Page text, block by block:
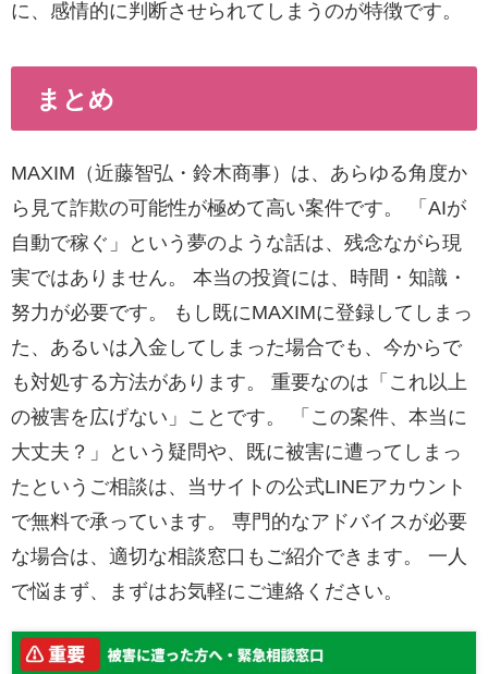
に、感情的に判断させられてしまうのが特徴です。
まとめ
MAXIM（近藤智弘・鈴木商事）は、あらゆる角度か
ら見て詐欺の可能性が極めて高い案件です。 「AIが
自動で稼ぐ」という夢のような話は、残念ながら現
実ではありません。 本当の投資には、時間・知識・
努力が必要です。 もし既にMAXIMに登録してしまっ
た、あるいは入金してしまった場合でも、今からで
も対処する方法があります。 重要なのは「これ以上
の被害を広げない」ことです。 「この案件、本当に
大丈夫？」という疑問や、既に被害に遭ってしまっ
たというご相談は、当サイトの公式LINEアカウント
で無料で承っています。 専門的なアドバイスが必要
な場合は、適切な相談窓口もご紹介できます。 一人
で悩まず、まずはお気軽にご連絡ください。